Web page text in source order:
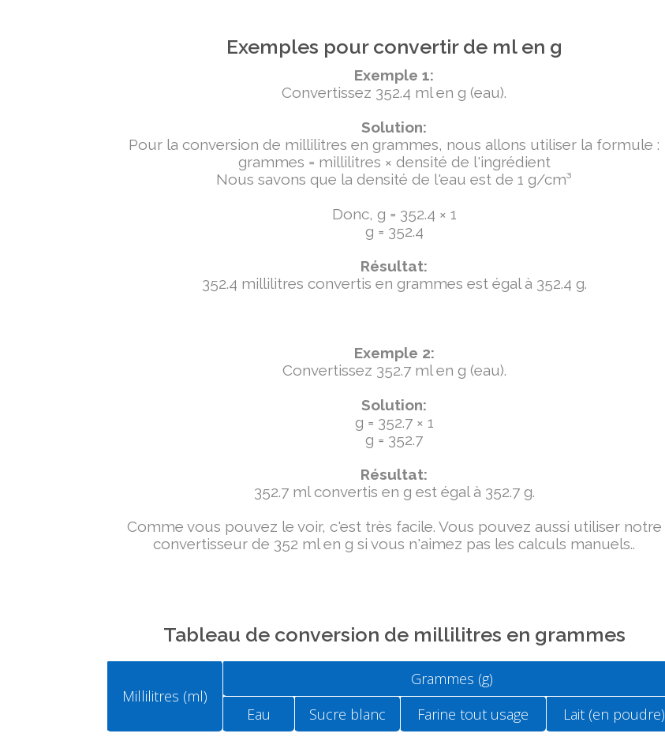
Exemples pour convertir de ml en g
Exemple 1:
Convertissez 352.4 ml en g (eau).
Solution:
Pour la conversion de millilitres en grammes, nous allons utiliser la formule :
grammes = millilitres × densité de l'ingrédient
Nous savons que la densité de l'eau est de 1 g/cm³
Donc, g = 352.4 × 1
g = 352.4
Résultat:
352.4 millilitres convertis en grammes est égal à 352.4 g.
Exemple 2:
Convertissez 352.7 ml en g (eau).
Solution:
g = 352.7 × 1
g = 352.7
Résultat:
352.7 ml convertis en g est égal à 352.7 g.
Comme vous pouvez le voir, c'est très facile. Vous pouvez aussi utiliser notre
convertisseur de 352 ml en g si vous n'aimez pas les calculs manuels..
Tableau de conversion de millilitres en grammes
Millilitres (ml)
Grammes (g)
Eau
Sucre blanc Farine tout usage Lait (en poudre)